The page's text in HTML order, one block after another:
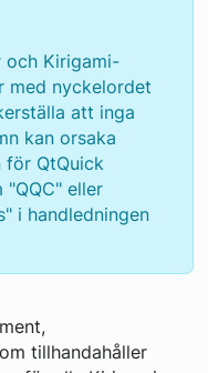
och Kirigami-
med nyckelordet
att inga
kan orsaka
för QtQuick
"QQC" eller
i handledningen
tillhandahåller